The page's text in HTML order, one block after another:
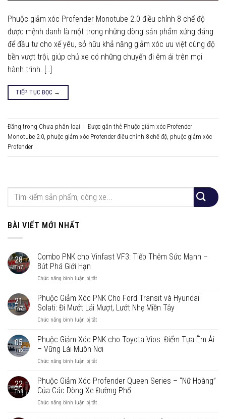
Phuộc giảm xóc Profender Monotube 2.0 điều chỉnh 8 chế độ
được mệnh danh là một trong những dòng sản phẩm xứng đáng
để đầu tư cho xế yêu, sở hữu khả năng giảm xóc ưu việt cùng độ
bền vượt trội, giúp chủ xe có những chuyến đi êm ái trên mọi
hành trình. […]
TIẾP TỤC ĐỌC →
Đăng trong Chưa phân loại | Được gắn thẻ Phuộc giảm xóc Profender
Monotube 2.0, phuộc giảm xóc Profender điều chỉnh 8 chế độ, phuộc giảm xóc
Profender
BÀI VIẾT MỚI NHẤT
28
Th7
Combo PNK cho Vinfast VF3: Tiếp Thêm Sức Mạnh –
Bứt Phá Giới Hạn
Chức năng bình luận bị tắtở
PNK
cho
Vinfast
VF3:
Thêm
Sức
–
Phá
Giới
21
Th7
Phuộc Giảm Xóc PNK Cho Ford Transit và Hyundai
Solati: Đi Mướt Lái Mượt, Lướt Nhẹ Miền Tây
Chức năng bình luận bị tắtở
Giảm
Xóc
PNK
Cho
Transit
và
Hyundai
Solati:
05
Th6
Phuộc Giảm Xóc PNK cho Toyota Vios: Điểm Tựa Êm Ái
– Vững Lái Muôn Nơi
Chức năng bình luận bị tắtở
Giảm
Xóc
PNK
cho
22
Th8
Phuộc Giảm Xóc Profender Queen Series – “Nữ Hoàng”
Của Các Dòng Xe Đường Phố
Chức năng bình luận bị tắtở